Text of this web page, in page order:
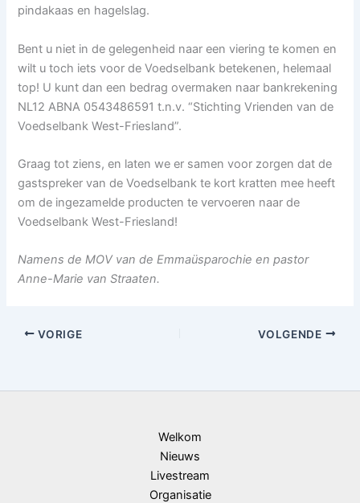
pindakaas en hagelslag.
Bent u niet in de gelegenheid naar een viering te komen en
wilt u toch iets voor de Voedselbank betekenen, helemaal
top! U kunt dan een bedrag overmaken naar bankrekening
NL12 ABNA 0543486591 t.n.v. “Stichting Vrienden van de
Voedselbank West-Friesland”.
Graag tot ziens, en laten we er samen voor zorgen dat de
gastspreker van de Voedselbank te kort kratten mee heeft
om de ingezamelde producten te vervoeren naar de
Voedselbank West-Friesland!
Namens de MOV van de Emmaüsparochie en pastor
Anne-Marie van Straaten.
VORIGE VOLGENDE
Welkom
Nieuws
Livestream
Organisatie